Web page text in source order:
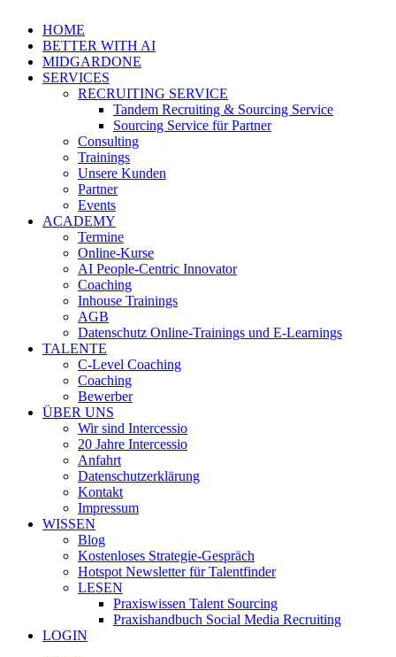
HOME
BETTER WITH AI
MIDGARDONE
SERVICES
RECRUITING SERVICE
Tandem Recruiting & Sourcing Service
Sourcing Service für Partner
Consulting
Trainings
Unsere Kunden
Partner
Events
ACADEMY
Termine
Online-Kurse
AI People-Centric Innovator
Coaching
Inhouse Trainings
AGB
Datenschutz Online-Trainings und E-Learnings
TALENTE
C-Level Coaching
Coaching
Bewerber
ÜBER UNS
Wir sind Intercessio
20 Jahre Intercessio
Anfahrt
Datenschutzerklärung
Kontakt
Impressum
WISSEN
Blog
Kostenloses Strategie-Gespräch
Hotspot Newsletter für Talentfinder
LESEN
Praxiswissen Talent Sourcing
Praxishandbuch Social Media Recruiting
LOGIN